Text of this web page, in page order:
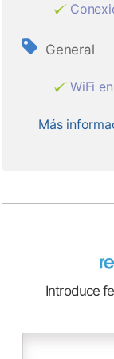
General
WiFi
Más
Introduce